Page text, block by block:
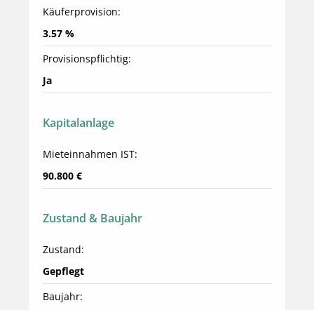
Käuferprovision:
3.57 %
Provisionspflichtig:
Ja
Kapitalanlage
Mieteinnahmen IST:
90.800 €
Zustand & Baujahr
Zustand:
Gepflegt
Baujahr: